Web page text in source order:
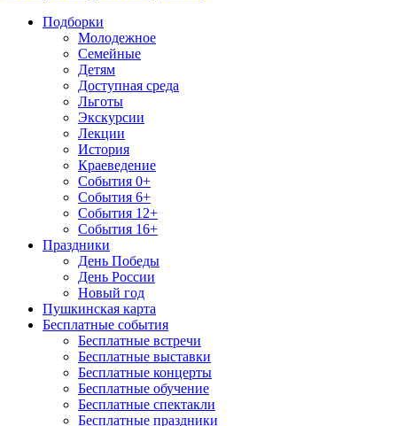
Подборки
Молодежное
Семейные
Детям
Доступная среда
Льготы
Экскурсии
Лекции
История
Краеведение
События 0+
События 6+
События 12+
События 16+
Праздники
День Победы
День России
Новый год
Пушкинская карта
Бесплатные события
Бесплатные встречи
Бесплатные выставки
Бесплатные концерты
Бесплатные обучение
Бесплатные спектакли
Бесплатные праздники